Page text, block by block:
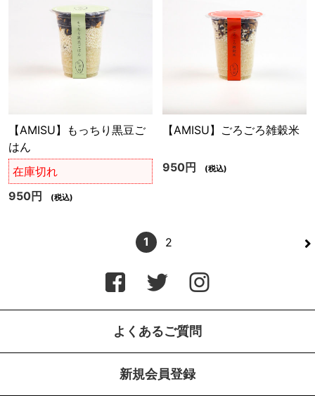
【AMISU】もっちり黒豆ご
はん
在庫切れ
950円
(税込)
【AMISU】ごろごろ雑穀米
950円 (税込)
>
1 2
よくあるご質問
新規会員登録